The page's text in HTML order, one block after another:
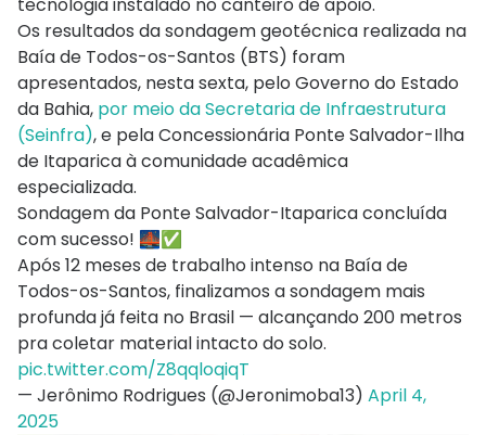
Os resultados da sondagem geotécnica realizada na
Baía de Todos-os-Santos (BTS) foram
apresentados, nesta sexta, pelo Governo do Estado
da Bahia, por meio da Secretaria de Infraestrutura
(Seinfra), e pela Concessionária Ponte Salvador-Ilha
de Itaparica à comunidade acadêmica
especializada.
Sondagem da Ponte Salvador-Itaparica concluída
com sucesso! 🌉✅
Após 12 meses de trabalho intenso na Baía de
Todos-os-Santos, finalizamos a sondagem mais
profunda já feita no Brasil — alcançando 200 metros
pra coletar material intacto do solo.
pic.twitter.com/Z8qqloqiqT
— Jerônimo Rodrigues (@Jeronimoba13) April 4,
2025